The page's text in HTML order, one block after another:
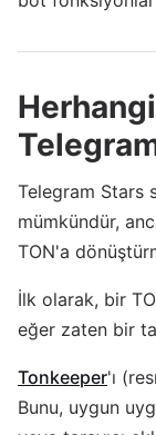
Telegram Stars
mümkündür,
TON'a
İlk olarak, bir
eğer zaten bir
Tonkeeper'ı
Bunu, uygun